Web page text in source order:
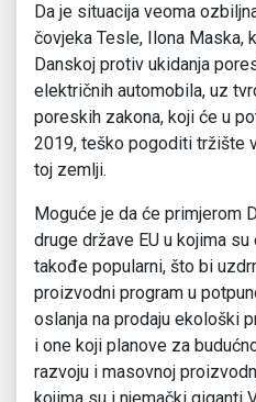
Da je situacija veoma
čovjeka Tesle, Ilona Maska,
Danskoj protiv ukidanja
električnih automobila, uz
poreskih zakona, koji će u
2019, teško pogoditi tržište
toj zemlji.
Moguće je da će primjerom
druge države EU u kojima
takođe popularni, što bi
proizvodni program u
oslanja na prodaju ekološki
i one koji planove za
razvoju i masovnoj